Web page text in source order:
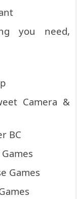
you need,
Camera &
BC
Games